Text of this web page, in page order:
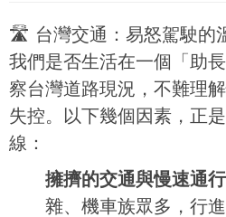
🛣 台灣交通：易怒駕駛的
我們是否生活在一個「助
察台灣道路現況，不難理
失控。以下幾個因素，正
線：
擁擠的交通與慢速通行
雜、機車族眾多，行